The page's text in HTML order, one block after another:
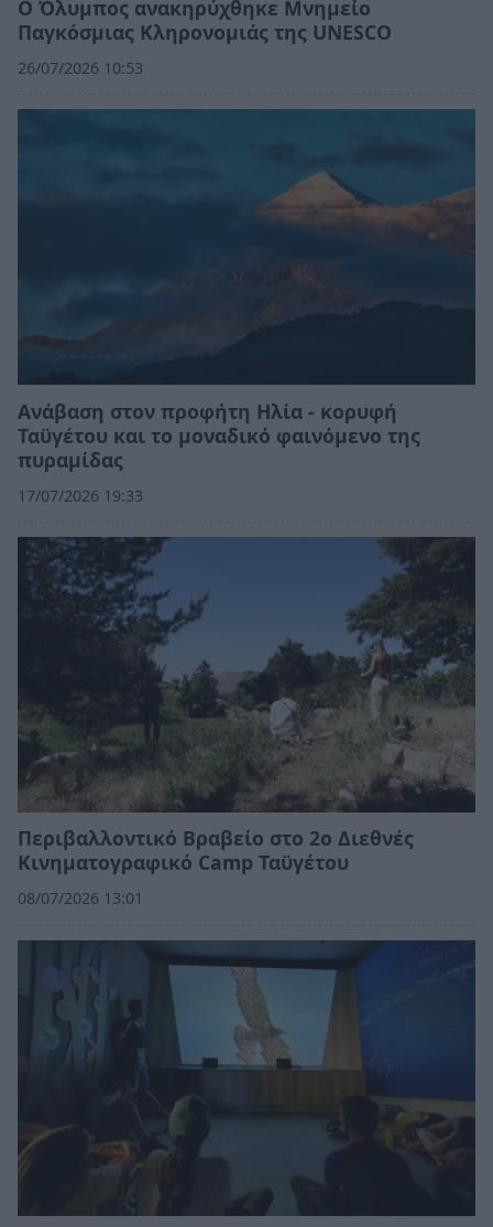
Ο Όλυμπος ανακηρύχθηκε Μνημείο
Παγκόσμιας Κληρονομιάς της UNESCO
26/07/2026 10:53
Ανάβαση στον προφήτη Ηλία - κορυφή
Ταϋγέτου και το μοναδικό φαινόμενο της
πυραμίδας
17/07/2026 19:33
Περιβαλλοντικό Βραβείο στο 2ο Διεθνές
Κινηματογραφικό Camp Ταϋγέτου
08/07/2026 13:01